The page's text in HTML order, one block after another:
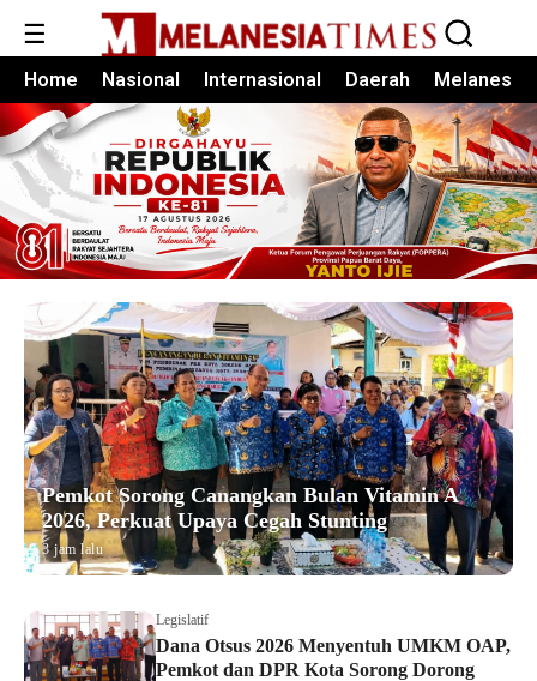
☰
Home Nasional Internasional Daerah Melanesia
Pemkot Sorong Canangkan Bulan Vitamin A
2026, Perkuat Upaya Cegah Stunting
3 jam lalu
Legislatif
Dana Otsus 2026 Menyentuh UMKM OAP,
Pemkot dan DPR Kota Sorong Dorong